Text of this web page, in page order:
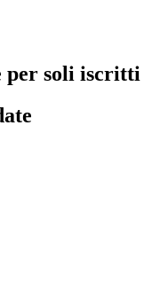
per soli iscritti